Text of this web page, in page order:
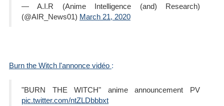
— A.I.R (Anime Intelligence (and) Research)
(@AIR_News01) March 21, 2020
Burn the Witch l'annonce vidéo :
"BURN THE WITCH" anime announcement PV
pic.twitter.com/ntZLDbbbxt